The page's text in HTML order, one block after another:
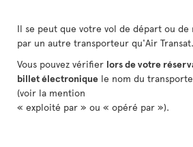
Il se peut que votre vol de départ ou
par un autre transporteur qu'Air Transat.
Vous pouvez vérifier lors de votre
billet électronique le nom du
(voir la mention
« exploité par » ou « opéré par »).